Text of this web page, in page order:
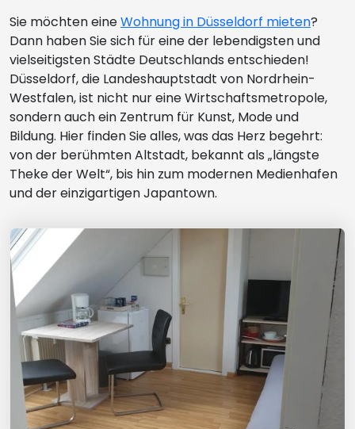
Sie möchten eineWohnung in Düsseldorf mieten?
Dann haben Sie sich für eine der lebendigsten und
vielseitigsten Städte Deutschlands entschieden!
Düsseldorf, die Landeshauptstadt von Nordrhein-
Westfalen, ist nicht nur eine Wirtschaftsmetropole,
sondern auch ein Zentrum für Kunst, Mode und
Bildung. Hier finden Sie alles, was das Herz begehrt:
von der berühmten Altstadt, bekannt als „längste
Theke der Welt“, bis hin zum modernen Medienhafen
und der einzigartigen Japantown.